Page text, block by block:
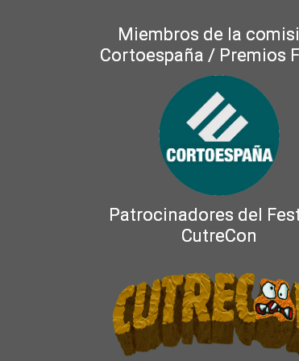
Miembros de la
Cortoespaña / Premios
Patrocinadores del
CutreCon